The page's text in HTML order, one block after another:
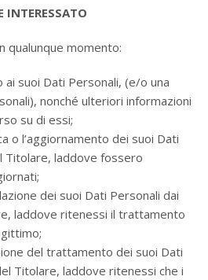
INTERESSATO
qualunque momento:
ai suoi Dati Personali, (e/o una
nonché ulteriori informazioni
su di essi;
o l’aggiornamento dei suoi Dati
Titolare, laddove fossero
dei suoi Dati Personali dai
laddove ritenessi il trattamento
del trattamento dei suoi Dati
Titolare, laddove ritenessi che i